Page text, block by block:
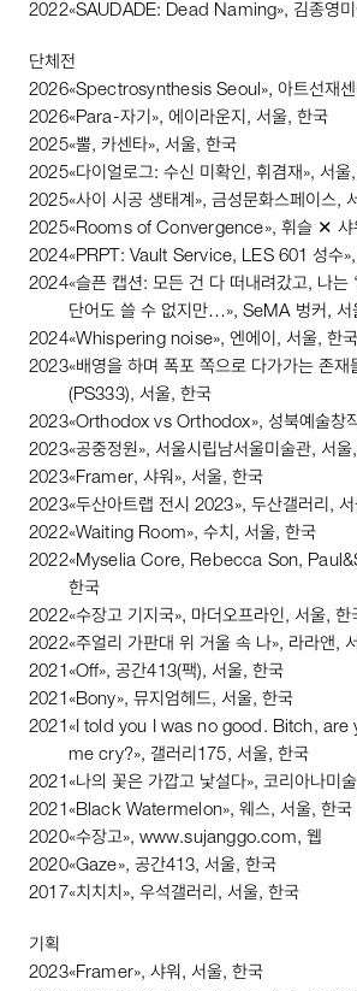
2022«SAUDADE: Dead Naming», 김종영
단체전
2026«Spectrosynthesis Seoul», 아트선재
2026«Para-자기», 에이라운지, 서울, 한국
2025«뿔, 카센타», 서울, 한국
2025«다이얼로그: 수신 미확인, 휘겸재», 서울
2025«사이 시공 생태계», 금성문화스페이스,
2025«Rooms of Convergence», 휘슬 ✕ 샤
2024«PRPT : Vault Service, LES 601 성수
2024«슬픈 캡션: 모든 건 다 떠내려갔고, 나는
단어도 쓸 수 없지만…», SeMA벙커, 서
2024«Whispering noise», 엔에이, 서울, 한국
2023«배영을 하며 폭포 쪽으로 다가가는 존재
(PS333), 서울, 한국
2023«Orthodox vs Orthodox», 성북예술창
2023«공중정원», 서울시립남서울미술관, 서울
2023«Framer, 샤워», 서울, 한국
2023«두산아트랩 전시 2023», 두산갤러리,
2022«Waiting Room», 수치, 서울, 한국
2022«Myselia Core, Rebecca Son, Paul&
한국
2022«수장고 기지국», 마더오프라인, 서울, 한
2022«주얼리 가판대 위 거울 속 나», 라라앤,
2021 «Off», 공간413(팩), 서울, 한국
2021 «Bony», 뮤지엄헤드, 서울, 한국
2021 «I told you I was no good . Bitch, are
me cry?», 갤러리 175, 서울, 한국
2021 «나의 꽃은 가깝고 낯설다», 코리아나미
2021 «Black Watermelon», 웨스, 서울, 한국
2020«수장고», www.sujanggo.com, 웹
2020«Gaze», 공간413, 서울, 한국
2017«치치치», 우석갤러리, 서울, 한국
기획
2023«Framer», 샤워, 서울, 한국